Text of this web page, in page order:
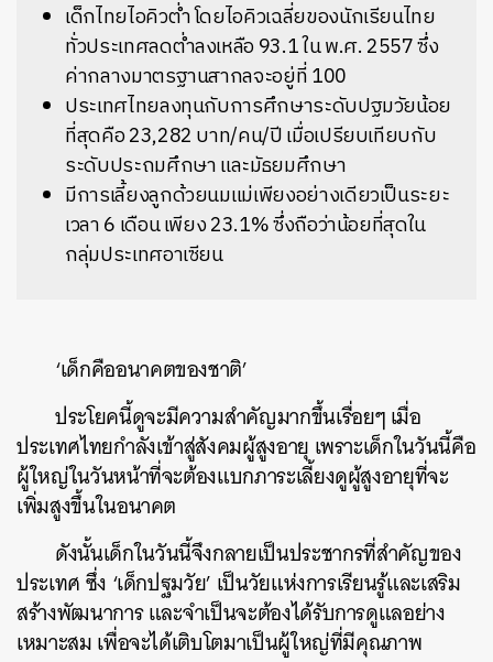
เด็กไทยไอคิวต่ำ โดยไอคิวเฉลี่ยของนักเรียนไทย
ทั่วประเทศลดต่ำลงเหลือ 93.1 ใน พ.ศ. 2557 ซึ่ง
ค่ากลางมาตรฐานสากลจะอยู่ที่ 100
ประเทศไทยลงทุนกับการศึกษาระดับปฐมวัยน้อย
ที่สุดคือ 23,282 บาท/คน/ปี เมื่อเปรียบเทียบกับ
ระดับประถมศึกษา และมัธยมศึกษา
มีการเลี้ยงลูกด้วยนมแม่เพียงอย่างเดียวเป็นระยะ
เวลา 6 เดือน เพียง 23.1% ซึ่งถือว่าน้อยที่สุดใน
กลุ่มประเทศอาเซียน
‘เด็กคืออนาคตของชาติ’
ประโยคนี้ดูจะมีความสำคัญมากขึ้นเรื่อยๆ เมื่อ
ประเทศไทยกำลังเข้าสู่สังคมผู้สูงอายุ เพราะเด็กในวันนี้คือ
ผู้ใหญ่ในวันหน้าที่จะต้องแบกภาระเลี้ยงดูผู้สูงอายุที่จะ
เพิ่มสูงขึ้นในอนาคต
ดังนั้นเด็กในวันนี้จึงกลายเป็นประชากรที่สำคัญของ
ประเทศ ซึ่ง ‘เด็กปฐมวัย’ เป็นวัยแห่งการเรียนรู้และเสริม
สร้างพัฒนาการ และจำเป็นจะต้องได้รับการดูแลอย่าง
เหมาะสม เพื่อจะได้เติบโตมาเป็นผู้ใหญ่ที่มีคุณภาพ